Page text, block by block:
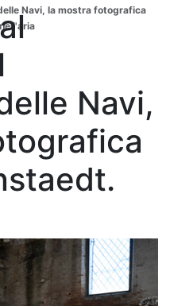
Navi, la mostra fotografica
Navi,